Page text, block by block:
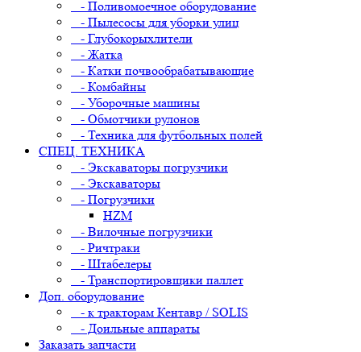
- Поливомоечное оборудование
- Пылесосы для уборки улиц
- Глубокорыхлители
- Жатка
- Катки почвообрабатывающие
- Комбайны
- Уборочные машины
- Обмотчики рулонов
- Техника для футбольных полей
СПЕЦ. ТЕХНИКА
- Экскаваторы погрузчики
- Экскаваторы
- Погрузчики
HZM
- Вилочные погрузчики
- Ричтраки
- Штабелеры
- Транспортировщики паллет
Доп. оборудование
- к тракторам Кентавр / SOLIS
- Доильные аппараты
Заказать запчасти